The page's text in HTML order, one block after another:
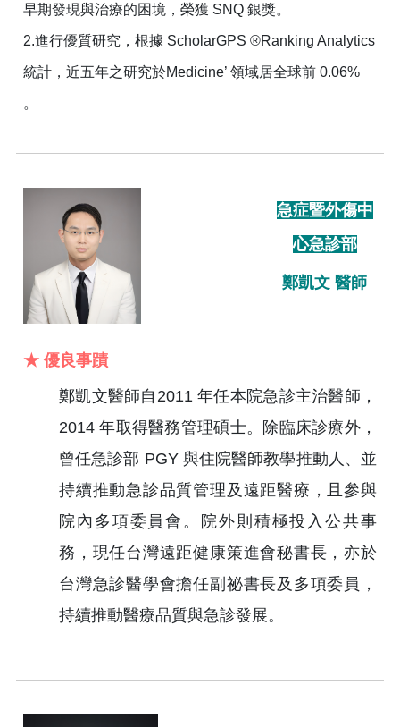
早期發現與治療的困境，榮獲 SNQ 銀獎。
2.進行優質研究，根據 ScholarGPS ®Ranking Analytics
統計，近五年之研究於Medicine’ 領域居全球前 0.06%
。
急症暨外傷中
心急診部
鄭凱文 醫師
★ 優良事蹟
鄭凱文醫師自2011 年任本院急診主治醫師，
2014 年取得醫務管理碩士。除臨床診療外，
曾任急診部 PGY 與住院醫師教學推動人、並
持續推動急診品質管理及遠距醫療，且參與
院內多項委員會。院外則積極投入公共事
務，現任台灣遠距健康策進會秘書長，亦於
台灣急診醫學會擔任副祕書長及多項委員，
持續推動醫療品質與急診發展。